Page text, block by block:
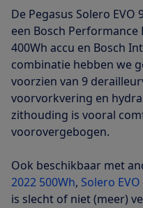
De Pegasus Solero
een Bosch
400Wh accu en Bosch
combinatie hebben we
voorzien van 9
voorvorkvering en
zithouding is vooral
voorovergebogen.
Ook beschikbaar met
2022 500Wh, Solero
is slecht of niet (meer)